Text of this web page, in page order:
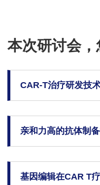
本次研讨会，
CAR-T治疗研发技
亲和力高的抗体制
基因编辑在CAR T